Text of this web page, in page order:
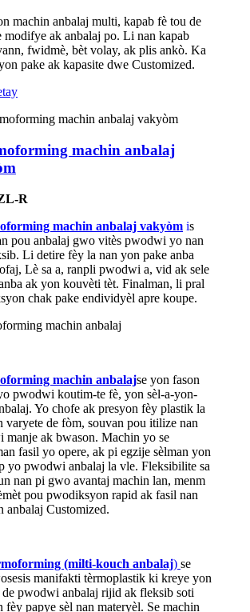
machin anbalaj multi, kapab fè tou de
modifye ak anbalaj po. Li nan kapab
fwidmè, bèt volay, ak plis ankò. Ka
pake ak kapasite dwe Customized.
machin anbalaj
R
machin anbalaj vakyòm is
pou anbalaj gwo vitès pwodwi yo nan
Li detire fèy la nan yon pake anba
Lè sa a, ranpli pwodwi a, vid ak sele
ak yon kouvèti tèt. Finalman, li pral
chak pake endividyèl apre koupe.
machin anbalaj
machin anbalajse yon fason
pwodwi koutim-te fè, yon sèl-a-yon-
Yo chofe ak presyon fèy plastik la
varyete de fòm, souvan pou itilize nan
manje ak bwason. Machin yo se
fasil yo opere, ak pi egzije sèlman yon
yo pwodwi anbalaj la vle. Fleksibilite sa
nan pi gwo avantaj machin lan, menm
pou pwodiksyon rapid ak fasil nan
anbalaj Customized.
(milti-kouch anbalaj) se
manifakti tèrmoplastik ki kreye yon
de pwodwi anbalaj rijid ak fleksib soti
fèy papye sèl nan materyèl. Se machin